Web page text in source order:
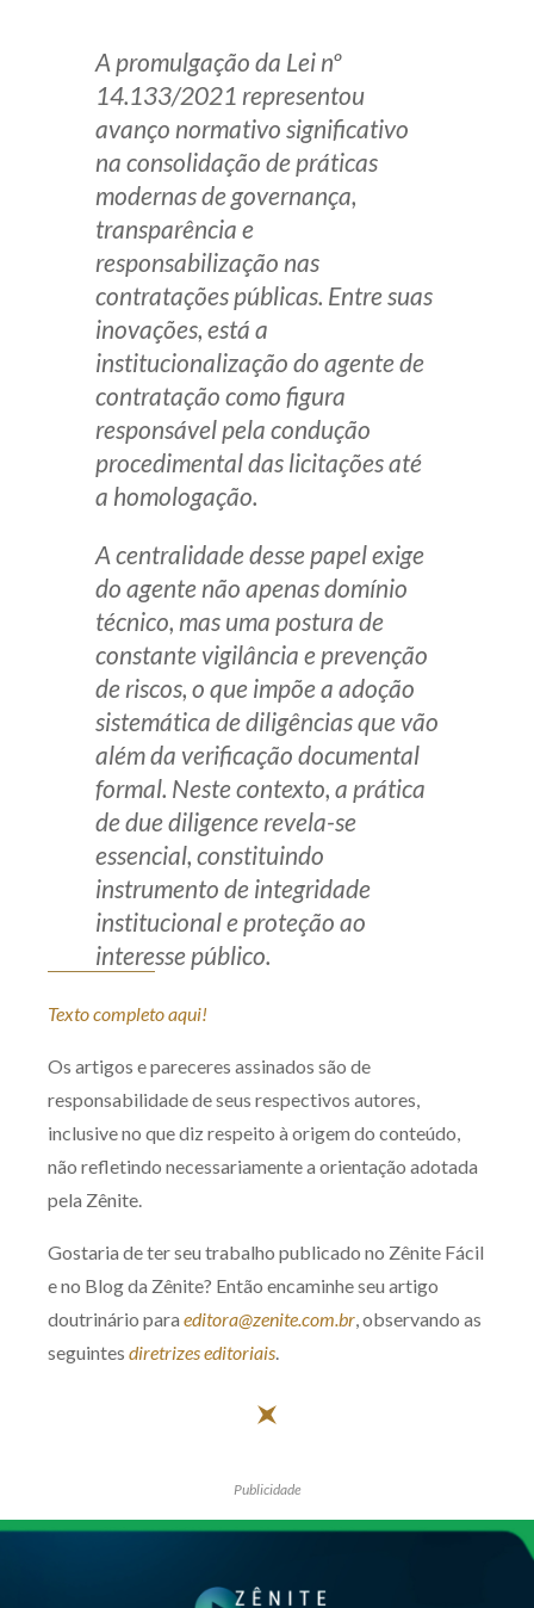
A promulgação da Lei nº
14.133/2021 representou
avanço normativo significativo
na consolidação de práticas
modernas de governança,
transparência e
responsabilização nas
contratações públicas. Entre suas
inovações, está a
institucionalização do agente de
contratação como figura
responsável pela condução
procedimental das licitações até
a homologação.
A centralidade desse papel exige
do agente não apenas domínio
técnico, mas uma postura de
constante vigilância e prevenção
de riscos, o que impõe a adoção
sistemática de diligências que vão
além da verificação documental
formal. Neste contexto, a prática
dedue diligence revela-se
essencial, constituindo
instrumento de integridade
institucional e proteção ao
interesse público.
Texto completo aqui!
Os artigos e pareceres assinados são de
responsabilidade de seus respectivos autores,
inclusive no que diz respeito à origem do conteúdo,
não refletindo necessariamente a orientação adotada
pela Zênite.
Gostaria de ter seu trabalho publicado no Zênite Fácil
e no Blog da Zênite? Então encaminhe seu artigo
doutrinário para editora@zenite.com.br , observando as
seguintes diretrizes editoriais
Publicidade